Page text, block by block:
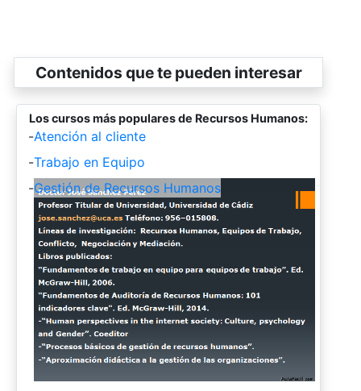
Contenidos que te pueden interesar
Los cursos más populares de Recursos Humanos:
-Atención al cliente
-Trabajo en Equipo
-Gestión de Recursos Humanos